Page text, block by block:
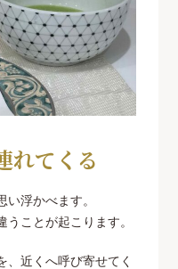
れてくる
浮かべます。
ことが起こります。
近くへ呼び寄せてく